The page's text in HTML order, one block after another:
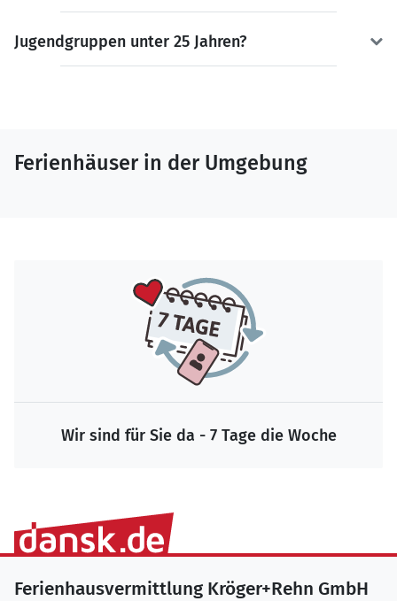
Jugendgruppen unter 25 Jahren?
Ferienhäuser in der Umgebung
Wir sind für Sie da - 7 Tage die Woche
Ferienhausvermittlung Kröger+Rehn GmbH